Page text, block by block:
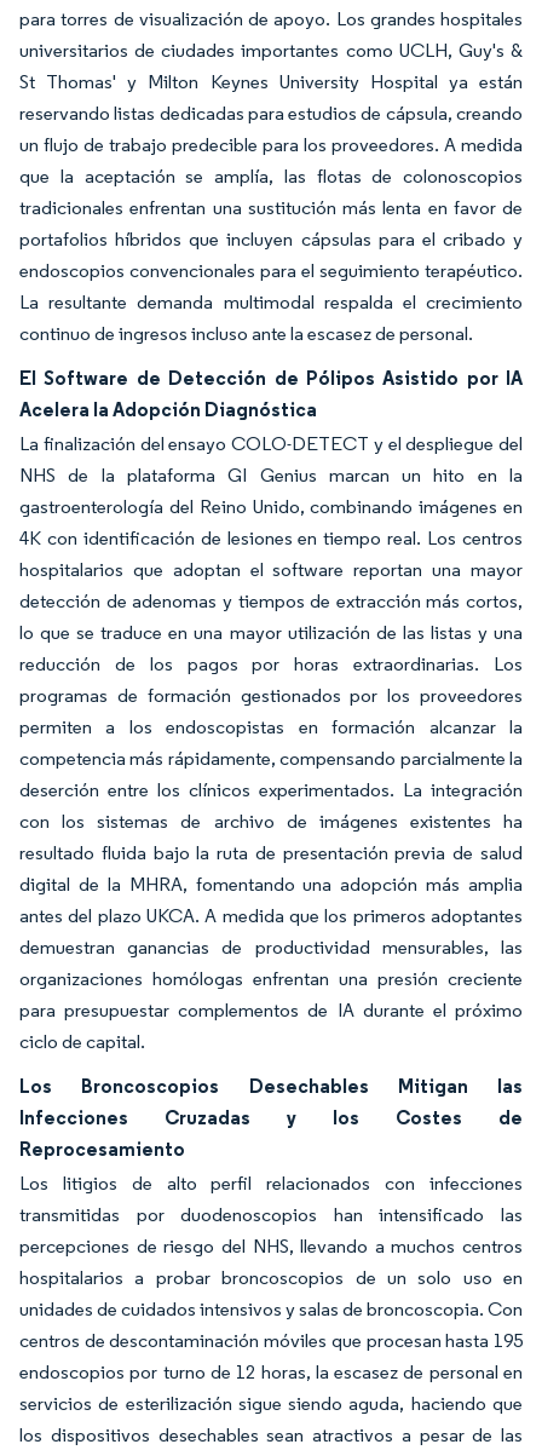
para torres de visualización de apoyo. Los grandes hospitales
universitarios de ciudades importantes como UCLH, Guy's &
St Thomas' y Milton Keynes University Hospital ya están
reservando listas dedicadas para estudios de cápsula, creando
un flujo de trabajo predecible para los proveedores. A medida
que la aceptación se amplía, las flotas de colonoscopios
tradicionales enfrentan una sustitución más lenta en favor de
portafolios híbridos que incluyen cápsulas para el cribado y
endoscopios convencionales para el seguimiento terapéutico.
La resultante demanda multimodal respalda el crecimiento
continuo de ingresos incluso ante la escasez de personal.
El Software de Detección de Pólipos Asistido por IA
Acelera la Adopción Diagnóstica
La finalización del ensayo COLO-DETECT y el despliegue del
NHS de la plataforma GI Genius marcan un hito en la
gastroenterología del Reino Unido, combinando imágenes en
4K con identificación de lesiones en tiempo real. Los centros
hospitalarios que adoptan el software reportan una mayor
detección de adenomas y tiempos de extracción más cortos,
lo que se traduce en una mayor utilización de las listas y una
reducción de los pagos por horas extraordinarias. Los
programas de formación gestionados por los proveedores
permiten a los endoscopistas en formación alcanzar la
competencia más rápidamente, compensando parcialmente la
deserción entre los clínicos experimentados. La integración
con los sistemas de archivo de imágenes existentes ha
resultado fluida bajo la ruta de presentación previa de salud
digital de la MHRA, fomentando una adopción más amplia
antes del plazo UKCA. A medida que los primeros adoptantes
demuestran ganancias de productividad mensurables, las
organizaciones homólogas enfrentan una presión creciente
para presupuestar complementos de IA durante el próximo
ciclo de capital.
Los Broncoscopios Desechables Mitigan las
Infecciones Cruzadas y los Costes de
Reprocesamiento
Los litigios de alto perfil relacionados con infecciones
transmitidas por duodenoscopios han intensificado las
percepciones de riesgo del NHS, llevando a muchos centros
hospitalarios a probar broncoscopios de un solo uso en
unidades de cuidados intensivos y salas de broncoscopia. Con
centros de descontaminación móviles que procesan hasta 195
endoscopios por turno de 12 horas, la escasez de personal en
servicios de esterilización sigue siendo aguda, haciendo que
los dispositivos desechables sean atractivos a pesar de las